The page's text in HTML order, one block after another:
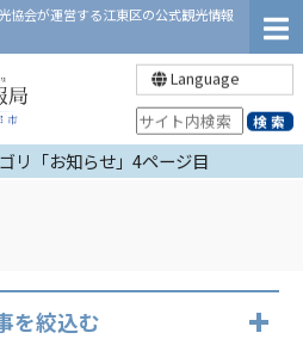
協会が運営する江東区の公式観光情報
Language
リ「お知らせ」4ページ目
を絞込む